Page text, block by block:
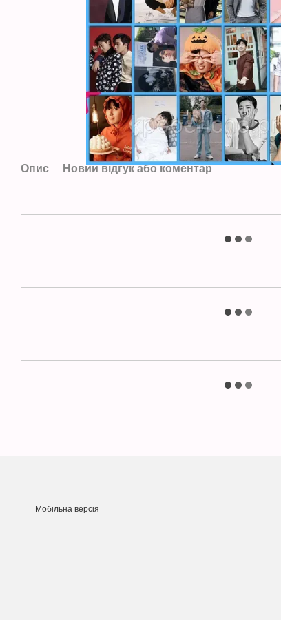
Опис Новий відгук або коментар
Мобільна версія